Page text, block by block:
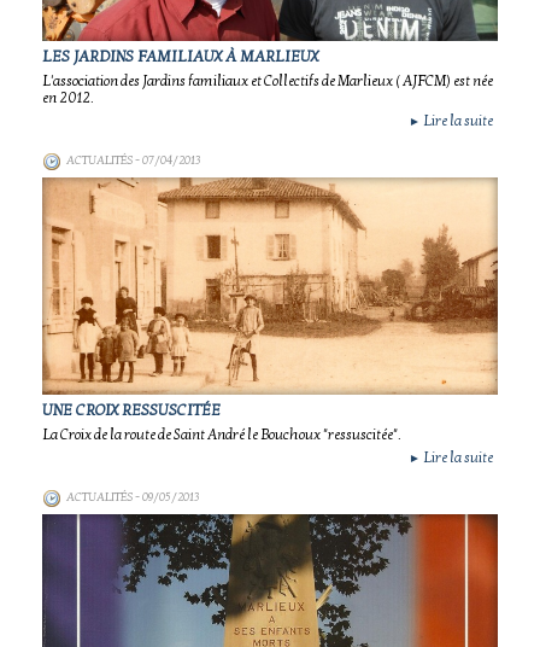
LES JARDINS FAMILIAUX À MARLIEUX
L'association des Jardins familiaux et Collectifs de Marlieux ( AJFCM) est née
en 2012.
► Lire la suite
ACTUALITÉS- 07/04/2013
UNE CROIX RESSUSCITÉE
La Croix de la route de Saint André le Bouchoux "ressuscitée".
► Lire la suite
ACTUALITÉS- 09/05/2013